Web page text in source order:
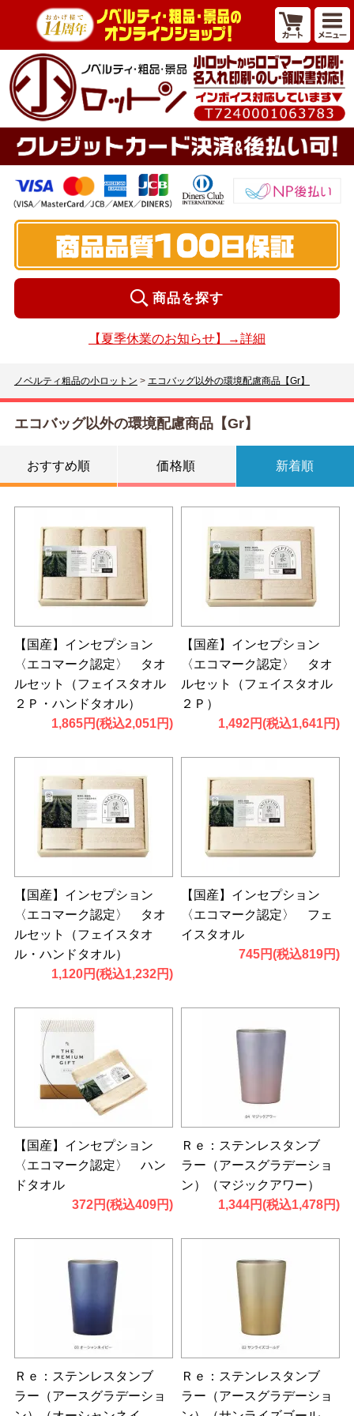
商品を探す
【夏季休業のお知らせ】→詳細
ノベルティ粗品の小ロットン > エコバッグ以外の環境配慮商品【Gr】
エコバッグ以外の環境配慮商品【Gr】
おすすめ順 価格順 新着順
【国産】インセプション
〈エコマーク認定〉 タオ
ルセット（フェイスタオル
２Ｐ・ハンドタオル）
1,865円(税込2,051円)
【国産】インセプション
〈エコマーク認定〉 タオ
ルセット（フェイスタオル
２Ｐ）
1,492円(税込1,641円)
【国産】インセプション
〈エコマーク認定〉 タオ
ルセット（フェイスタオ
ル・ハンドタオル）
1,120円(税込1,232円)
【国産】インセプション
〈エコマーク認定〉 フェ
イスタオル
745円(税込819円)
【国産】インセプション
〈エコマーク認定〉 ハン
ドタオル
372円(税込409円)
Ｒｅ：ステンレスタンブ
ラー（アースグラデーショ
ン）（マジックアワー）
1,344円(税込1,478円)
Ｒｅ：ステンレスタンブ
ラー（アースグラデーショ
Ｒｅ：ステンレスタンブ
ラー（アースグラデーショ